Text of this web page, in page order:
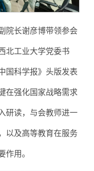
院长谢彦博带领参会
北工业大学党委书
国科学报》头版发表
在强化国家战略需求
研读，与会教师进一
以及高等教育在服务
用。